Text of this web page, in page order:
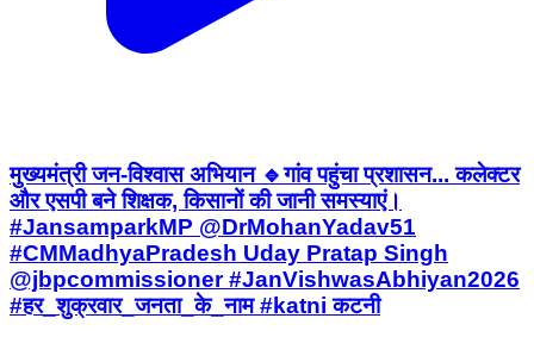
मुख्यमंत्री जन-विश्वास अभियान 🔹गांव पहुंचा प्रशासन... कलेक्टर
और एसपी बने शिक्षक, किसानों की जानी समस्याएं।
#JansamparkMP @DrMohanYadav51
#CMMadhyaPradesh Uday Pratap Singh
@jbpcommissioner #JanVishwasAbhiyan2026
#हर_शुक्रवार_जनता_के_नाम #katni कटनी